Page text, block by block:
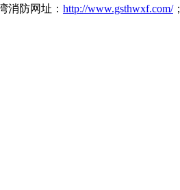
消防网址： http://www.gsthwxf.com/；